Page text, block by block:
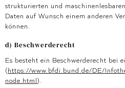
strukturierten und
Daten auf Wunsch einem anderen
können.
d) Beschwerderecht
Es besteht ein Beschwerderecht bei
(https://www.bfdi.bund.de/DE/
node.html).